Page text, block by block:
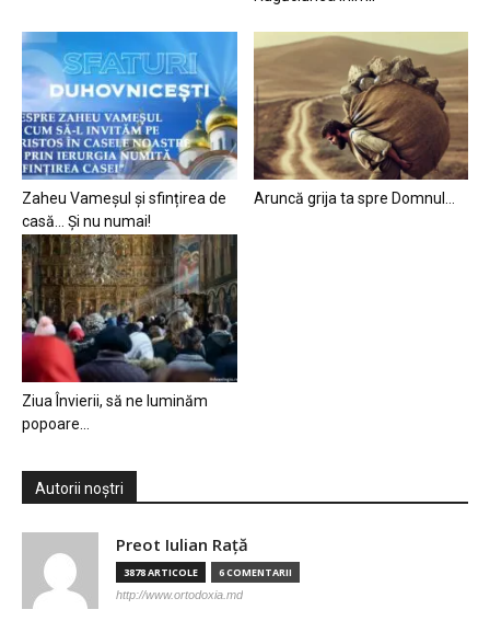
Zaheu Vameșul și sfințirea de
casă… Și nu numai!
Aruncă grija ta spre Domnul…
Ziua Învierii, să ne luminăm
popoare…
Autorii noștri
Preot Iulian Raţă
3878 ARTICOLE 6 COMENTARII
http://www.ortodoxia.md